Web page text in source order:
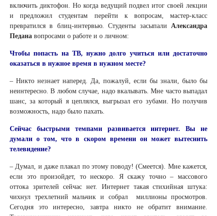
включить диктофон. Но когда ведущий подвел итог своей лекции
и предложил студентам перейти к вопросам, мастер-класс
превратился в блиц-интервью. Студенты засыпали Александра
Педана вопросами о работе и о личном:
Чтобы попасть на ТВ, нужно долго учиться или достаточно
оказаться в нужное время в нужном месте?
– Никто незнает наперед. Да, пожалуй, если бы знали, было бы
неинтересно. В любом случае, надо вкалывать. Мне часто выпадал
шанс, за который я цеплялся, выгрызал его зубами. Но получив
возможность, надо было пахать.
Сейчас быстрыми темпами развивается интернет. Вы не
думали о том, что в скором времени он может вытеснить
телевидение?
– Думал, и даже плакал по этому поводу! (Смеется). Мне кажется,
если это произойдет, то нескоро. Я скажу точно – массового
оттока зрителей сейчас нет. Интернет такая стихийная штука:
чихнул трехлетний мальчик и собрал миллионы просмотров.
Сегодня это интересно, завтра никто не обратит внимание.